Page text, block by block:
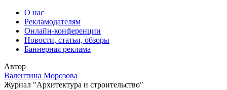
О нас
Рекламодателям
Онлайн-конференции
Новости, статьи, обзоры
Баннерная реклама
Автор
Валентина Морозова
Журнал "Архитектура и строительство"